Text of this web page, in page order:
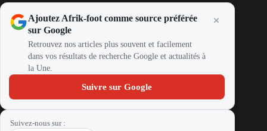
Ajoutez Afrik-foot comme source préférée
sur Google
Retrouvez nos articles plus souvent et facilement
dans vos résultats de recherche Google et actualités à
la Une.
Suivre sur Google
Suivez-nous sur :